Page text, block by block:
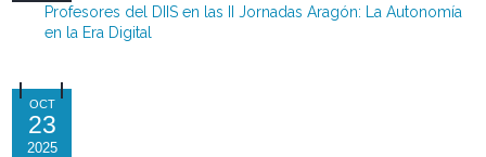
Profesores del DIIS en las II Jornadas Aragón: La Autonomía
en la Era Digital
OCT
23
2025